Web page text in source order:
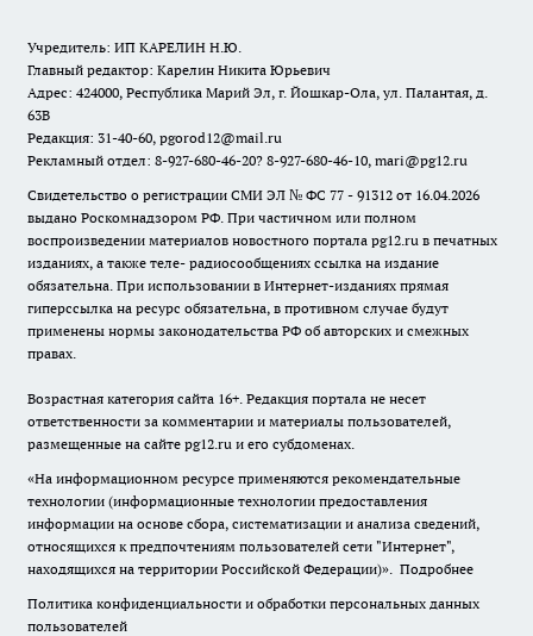
Учредитель: ИП КАРЕЛИН Н.Ю.
Главный редактор: Карелин Никита Юрьевич
Адрес: 424000, Республика Марий Эл, г. Йошкар-Ола, ул. Палантая, д.
63В
Редакция: 31-40-60, pgorod12@mail.ru
Рекламный отдел: 8-927-680-46-20? 8-927-680-46-10, mari@pg12.ru
Свидетельство о регистрации СМИ ЭЛ № ФС 77 - 91312 от 16.04.2026
выдано Роскомнадзором РФ. При частичном или полном
воспроизведении материалов новостного портала pg12.ru в печатных
изданиях, а также теле- радиосообщениях ссылка на издание
обязательна. При использовании в Интернет-изданиях прямая
гиперссылка на ресурс обязательна, в противном случае будут
применены нормы законодательства РФ об авторских и смежных
правах.
Возрастная категория сайта 16+. Редакция портала не несет
ответственности за комментарии и материалы пользователей,
размещенные на сайте pg12.ru и его субдоменах.
«На информационном ресурсе применяются рекомендательные
технологии (информационные технологии предоставления
информации на основе сбора, систематизации и анализа сведений,
относящихся к предпочтениям пользователей сети "Интернет",
находящихся на территории Российской Федерации)». Подробнее
Политика конфиденциальности и обработки персональных данных
пользователей